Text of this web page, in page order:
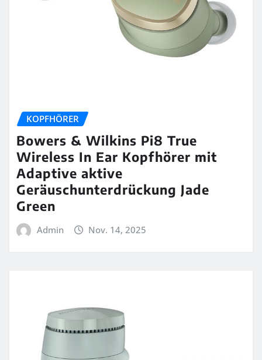
KOPFHÖRER
Bowers & Wilkins Pi8 True
Wireless In Ear Kopfhörer mit
Adaptive aktive
Geräuschunterdrückung Jade
Green
Admin Nov. 14, 2025